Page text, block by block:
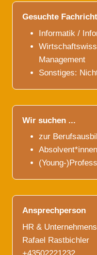
Gesuchte
Informatik /
Management
Sonstiges:
Wir suchen ...
zur
Absolvent*innen
(Young-
Ansprechperson
HR &
Rafael Rastbichler
+43502221232